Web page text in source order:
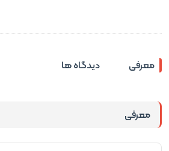
معرفی دیدگاه ها
معرفی